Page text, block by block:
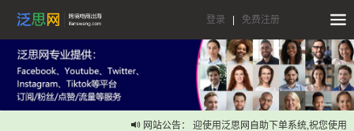
登录 免费注册
网站公告： 迎使用泛思网自助下单系统,祝您使用愉